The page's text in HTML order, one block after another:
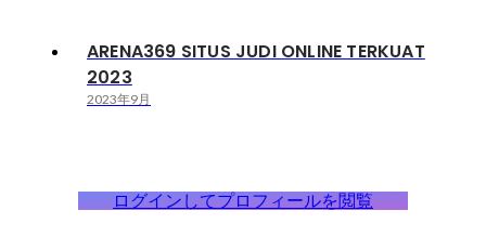
ARENA369 SITUS JUDI ONLINE TERKUAT
2023
2023年9月
ログインしてプロフィールを閲覧